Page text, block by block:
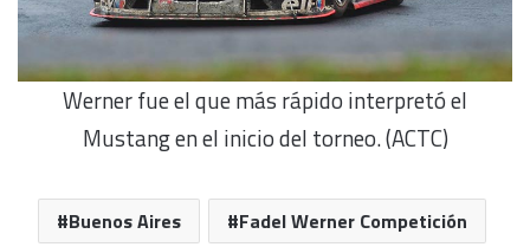
Werner fue el que más rápido interpretó el
Mustang en el inicio del torneo. (ACTC)
Buenos Aires
Fadel Werner Competición